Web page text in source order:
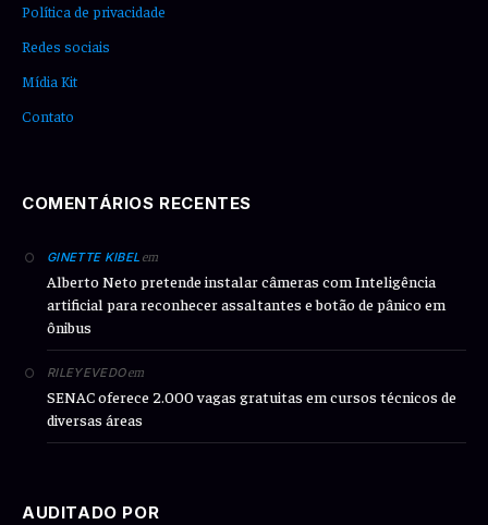
Política de privacidade
Redes sociais
Mídia Kit
Contato
COMENTÁRIOS RECENTES
GINETTE KIBEL em
Alberto Neto pretende instalar câmeras com Inteligência
artificial para reconhecer assaltantes e botão de pânico em
ônibus
RILEYEVEDOem
SENAC oferece 2.000 vagas gratuitas em cursos técnicos de
diversas áreas
AUDITADO POR